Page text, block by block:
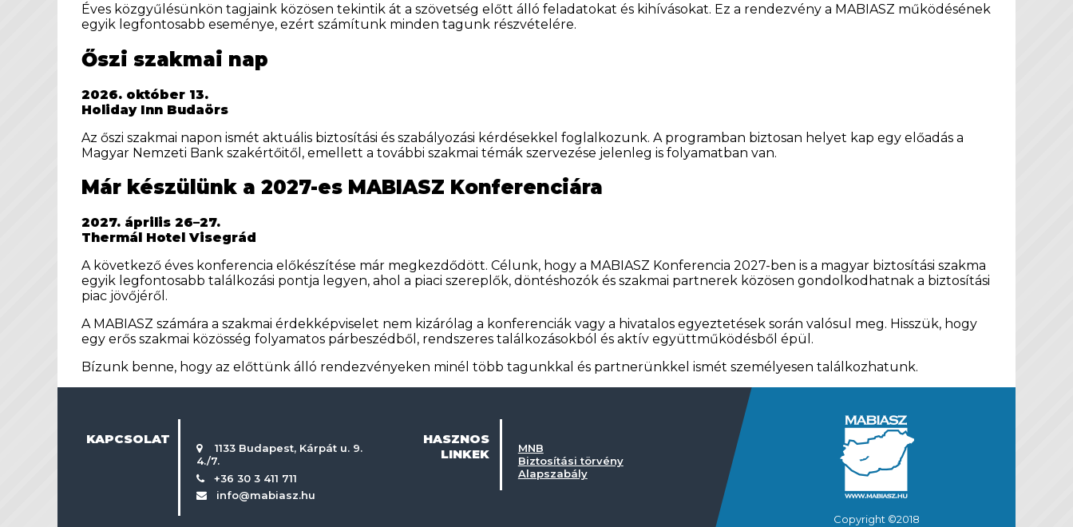
Éves közgyűlésünkön tagjaink közösen tekintik át a szövetség előtt álló feladatokat és kihívásokat. Ez a rendezvény a MABIASZ működésének
egyik legfontosabb eseménye, ezért számítunk minden tagunk részvételére.
Őszi szakmai nap
2026. október 13.
Holiday Inn Budaörs
Az őszi szakmai napon ismét aktuális biztosítási és szabályozási kérdésekkel foglalkozunk. A programban biztosan helyet kap egy előadás a
Magyar Nemzeti Bank szakértőitől, emellett a további szakmai témák szervezése jelenleg is folyamatban van.
Már készülünk a 2027-es MABIASZ Konferenciára
2027. április 26–27.
Thermál Hotel Visegrád
A következő éves konferencia előkészítése már megkezdődött. Célunk, hogy a MABIASZ Konferencia 2027-ben is a magyar biztosítási szakma
egyik legfontosabb találkozási pontja legyen, ahol a piaci szereplők, döntéshozók és szakmai partnerek közösen gondolkodhatnak a biztosítási
piac jövőjéről.
A MABIASZ számára a szakmai érdekképviselet nem kizárólag a konferenciák vagy a hivatalos egyeztetések során valósul meg. Hisszük, hogy
egy erős szakmai közösség folyamatos párbeszédből, rendszeres találkozásokból és aktív együttműködésből épül.
Bízunk benne, hogy az előttünk álló rendezvényeken minél több tagunkkal és partnerünkkel ismét személyesen találkozhatunk.
KAPCSOLAT
1133 Budapest, Kárpát u. 9.
4./7.
+36 30 3 411 711
info@mabiasz.hu
HASZNOS
LINKEK
MNB
Biztosítási törvény
Alapszabály
Copyright ©2018